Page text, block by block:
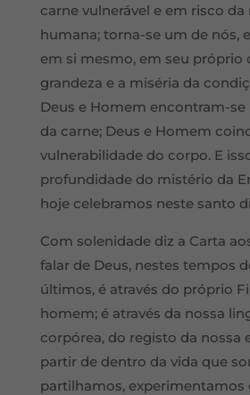
carne vulnerável e em risco
humana; torna-se um de nós,
em si mesmo, em seu próprio
grandeza e a miséria da
Deus e Homem encontram-se
da carne; Deus e Homem
vulnerabilidade do corpo. E
profundidade do mistério da
hoje celebramos neste santo
Com solenidade diz a Carta
falar de Deus, nestes tempos
últimos, é através do próprio
homem; é através da nossa
corpórea, do registo da nossa
partir de dentro da vida que
partilhamos, experimentamos